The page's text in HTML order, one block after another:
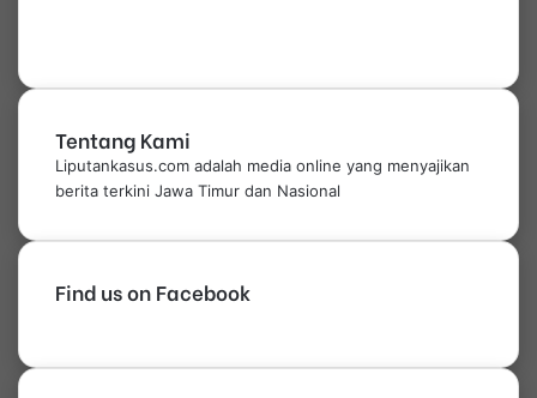
a
g
a
Tentang Kami
Liputankasus.com adalah media online yang menyajikan
berita terkini Jawa Timur dan Nasional
Find us on Facebook